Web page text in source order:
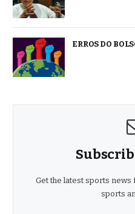
ERROS DO
Get the latest sports news
sports